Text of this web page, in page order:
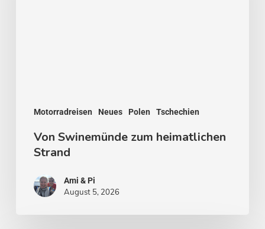
Motorradreisen Neues Polen Tschechien
Von Swinemünde zum heimatlichen
Strand
Ami & Pi
August 5, 2026